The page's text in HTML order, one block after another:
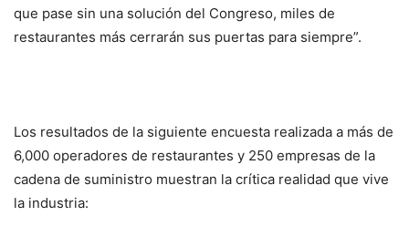
que pase sin una solución del Congreso, miles de
restaurantes más cerrarán sus puertas para siempre”.
Los resultados de la siguiente encuesta realizada a más de
6,000 operadores de restaurantes y 250 empresas de la
cadena de suministro muestran la crítica realidad que vive
la industria: